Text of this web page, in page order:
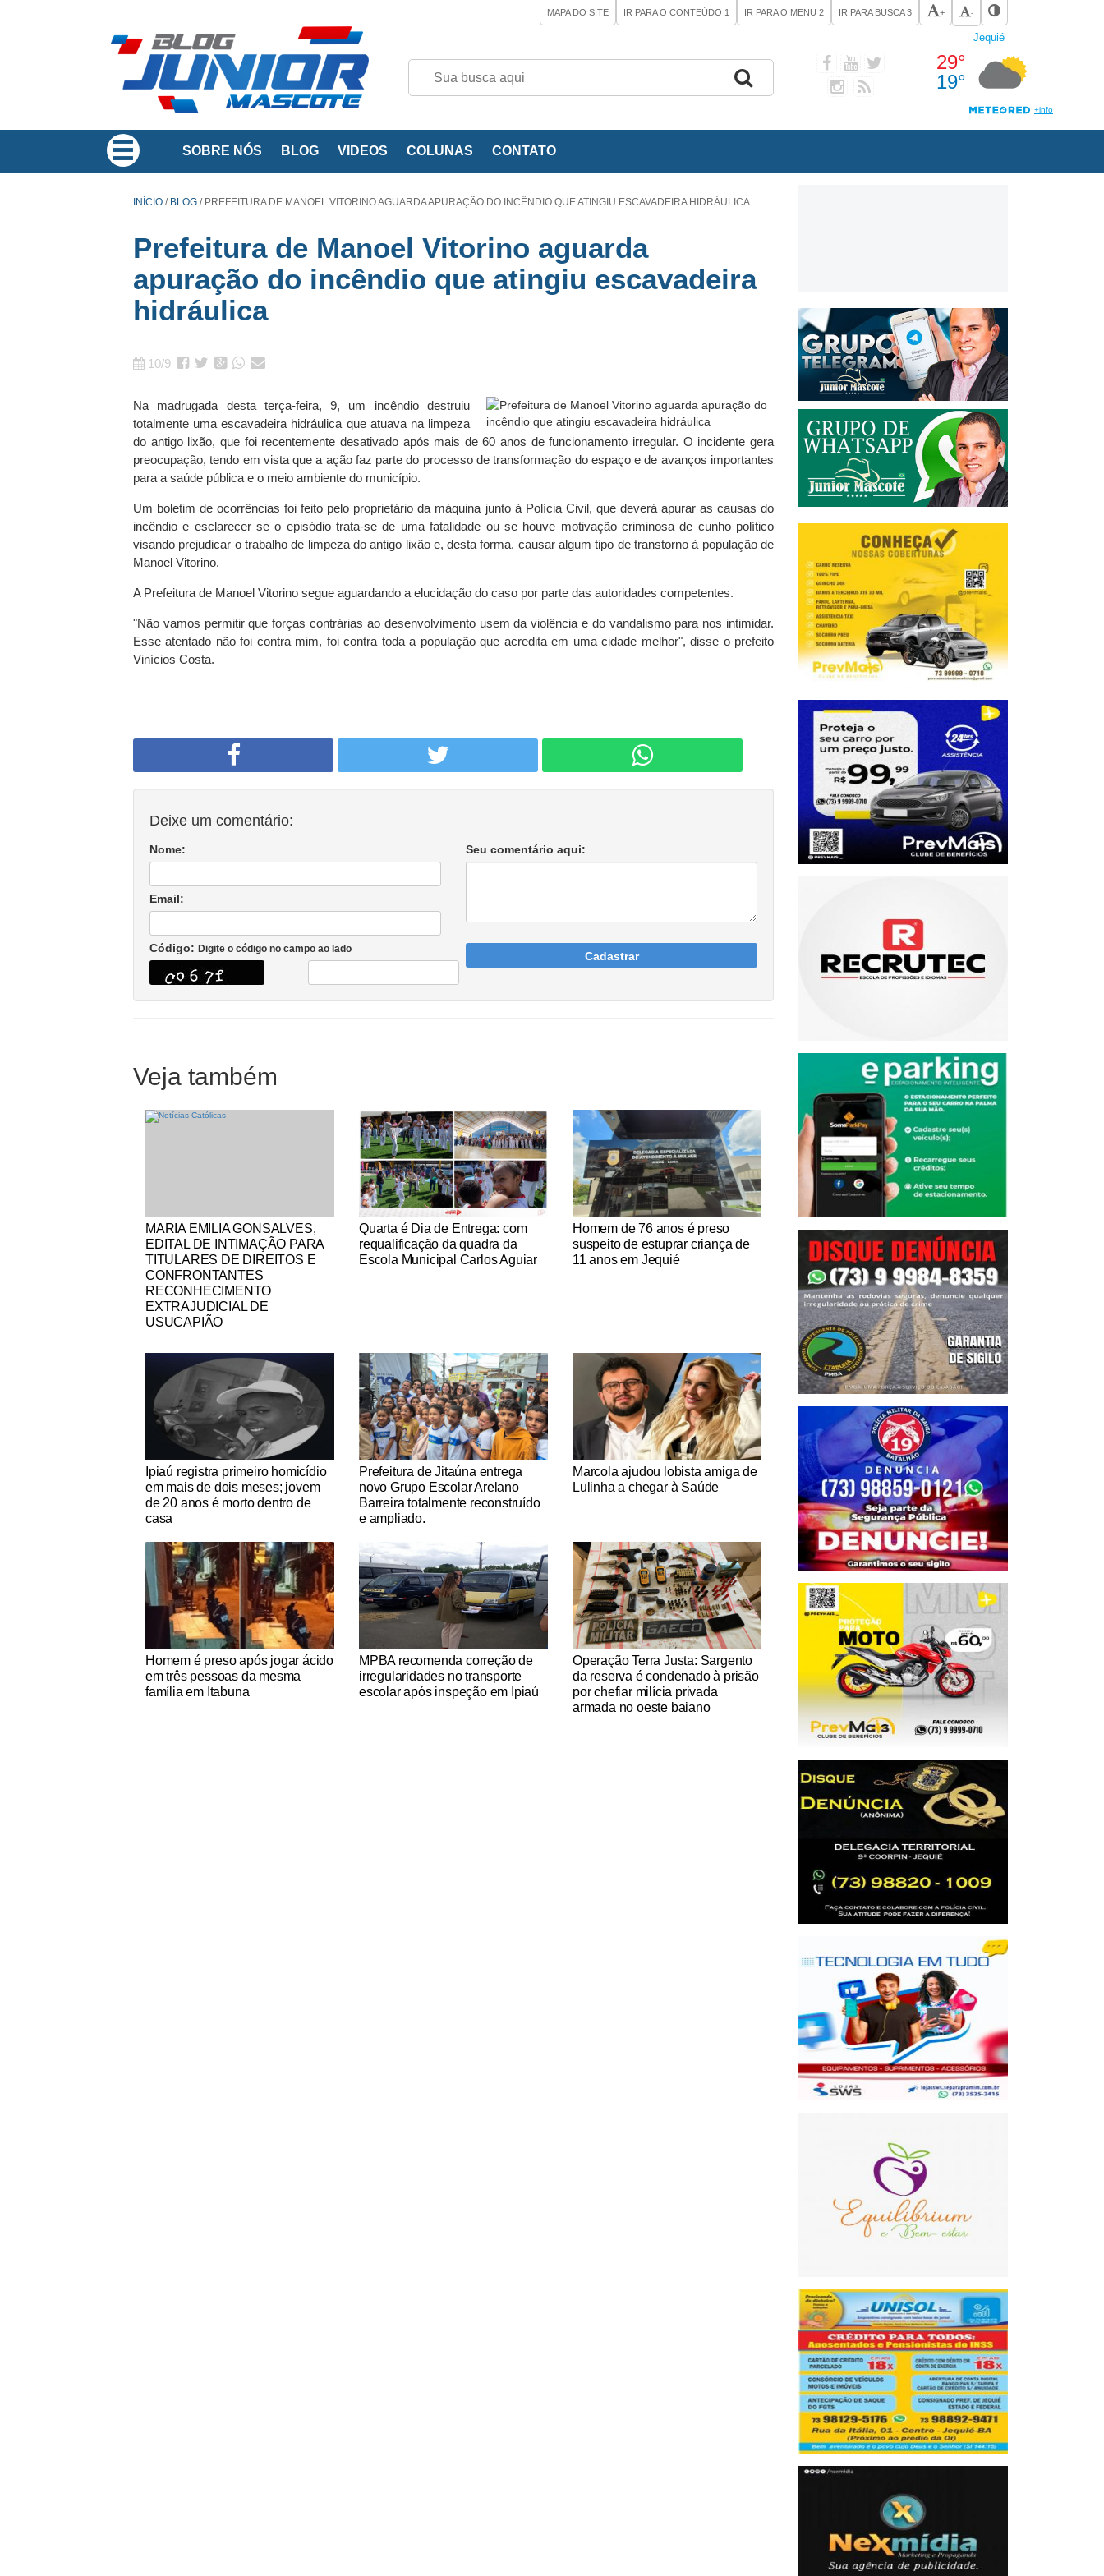
MAPA DO SITE IR PARA O CONTEÚDO 1 IR PARA O MENU 2 IR PARA BUSCA3 + -
SOBRE NÓS BLOG VIDEOS COLUNAS CONTATO
INÍCIO / BLOG /PREFEITURA DE MANOEL VITORINO AGUARDA APURAÇÃO DO INCÊNDIO QUE ATINGIU ESCAVADEIRA HIDRÁULICA
Prefeitura de Manoel Vitorino aguarda
apuração do incêndio que atingiu escavadeira
hidráulica
10/9
Na madrugada desta terça-feira, 9, um incêndio destruiu
totalmente uma escavadeira hidráulica que atuava na limpeza
do antigo lixão, que foi recentemente desativado após mais de 60 anos de funcionamento irregular. O incidente gera
preocupação, tendo em vista que a ação faz parte do processo de transformação do espaço e de avanços importantes
para a saúde pública e o meio ambiente do município.
Um boletim de ocorrências foi feito pelo proprietário da máquina junto à Polícia Civil, que deverá apurar as causas do
incêndio e esclarecer se o episódio trata-se de uma fatalidade ou se houve motivação criminosa de cunho político
visando prejudicar o trabalho de limpeza do antigo lixão e, desta forma, causar algum tipo de transtorno à população de
Manoel Vitorino.
A Prefeitura de Manoel Vitorino segue aguardando a elucidação do caso por parte das autoridades competentes.
"Não vamos permitir que forças contrárias ao desenvolvimento usem da violência e do vandalismo para nos intimidar.
Esse atentado não foi contra mim, foi contra toda a população que acredita em uma cidade melhor", disse o prefeito
Vinícios Costa.
Deixe um comentário:
Nome:
Email:
Código: Digite o código no campo ao lado
Seu comentário aqui:
Cadastrar
Veja também
Notícias Católicas
MARIA EMILIA GONSALVES,
EDITAL DE INTIMAÇÃO PARA
TITULARES DE DIREITOS E
CONFRONTANTES
RECONHECIMENTO
EXTRAJUDICIAL DE
USUCAPIÃO
Notícias Católicas
Quarta é Dia de Entrega: com
requalificação da quadra da
Escola Municipal Carlos Aguiar
Notícias Católicas
Homem de 76 anos é preso
suspeito de estuprar criança de
11 anos em Jequié
Notícias Católicas
Ipiaú registra primeiro homicídio
em mais de dois meses; jovem
de 20 anos é morto dentro de
casa
Notícias Católicas
Prefeitura de Jitaúna entrega
novo Grupo Escolar Arelano
Barreira totalmente reconstruído
e ampliado.
Notícias Católicas
Marcola ajudou lobista amiga de
Lulinha a chegar à Saúde
Notícias Católicas
Homem é preso após jogar ácido
em três pessoas da mesma
família em Itabuna
Notícias Católicas
MPBA recomenda correção de
irregularidades no transporte
escolar após inspeção em Ipiaú
Notícias Católicas
Operação Terra Justa: Sargento
da reserva é condenado à prisão
por chefiar milícia privada
armada no oeste baiano